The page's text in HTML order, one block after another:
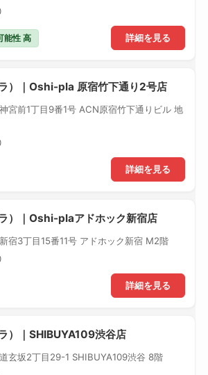
詳細を見る
能性 高
）｜Oshi-pla 原宿竹下通り2号店
宮前1丁目9番1号 ACN原宿竹下通りビル 地
詳細を見る
）｜Oshi-plaアドホック新宿店
宿3丁目15番11号 アドホック新宿 M2階
詳細を見る
）｜SHIBUYA109渋谷店
玄坂2丁目29-1 SHIBUYA109渋谷 8階